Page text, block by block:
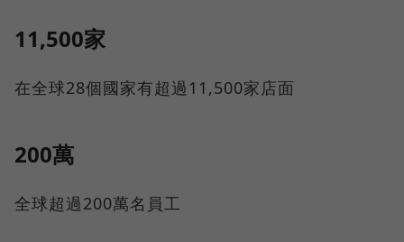
11,500家
在全球28個國家有超過11,500家店面
200萬
全球超過200萬名員工